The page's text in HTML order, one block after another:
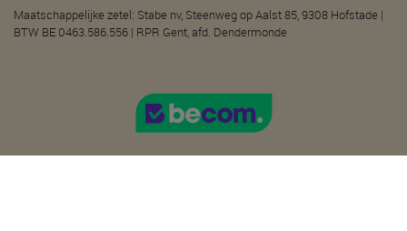
Maatschappelijke zetel: Stabe nv, Steenweg op Aalst 85, 9308 Hofstade |
BTW BE 0463.586.556 | RPR Gent, afd. Dendermonde